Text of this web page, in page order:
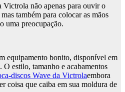
Victrola não apenas para ouvir o
também para colocar as mãos
uma preocupação.
equipamento bonito, disponível em
estilo, tamanho e acabamentos
discos Wave da Victrolaembora
coisa que caiba em sua moldura de